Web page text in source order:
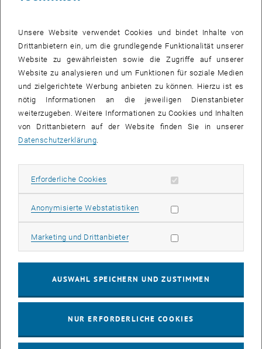
Subseiten von Institute
Subseiten von
Subseiten von Studium
Subseiten von
Subseiten von fem*cee
Studium Bauingenieurwesen
© goodluz – stock.adobe.com
Abwasserversorgungen, Verkehrsnetze, etc.
Unsere Website verwendet Cookies und bindet Inhalte von
Drittanbietern ein, um die grundlegende Funktionalität unserer
Website zu gewährleisten sowie die Zugriffe auf unserer
Website zu analysieren und um Funktionen für soziale Medien
und zielgerichtete Werbung anbieten zu können. Hierzu ist es
nötig Informationen an die jeweiligen Dienstanbieter
weiterzugeben. Weitere Informationen zu Cookies und Inhalten
von Drittanbietern auf der Website finden Sie in unserer
Datenschutzerklärung.
Erforderliche Cookies Erforderliche Cookies zulassen
Anonymisierte WebstatistikenStatistik Cookies zulassen
Marketing und DrittanbieterMarketing Cookies zulassen
AUSWAHL SPEICHERN UND ZUSTIMMEN
NUR ERFORDERLICHE COOKIES